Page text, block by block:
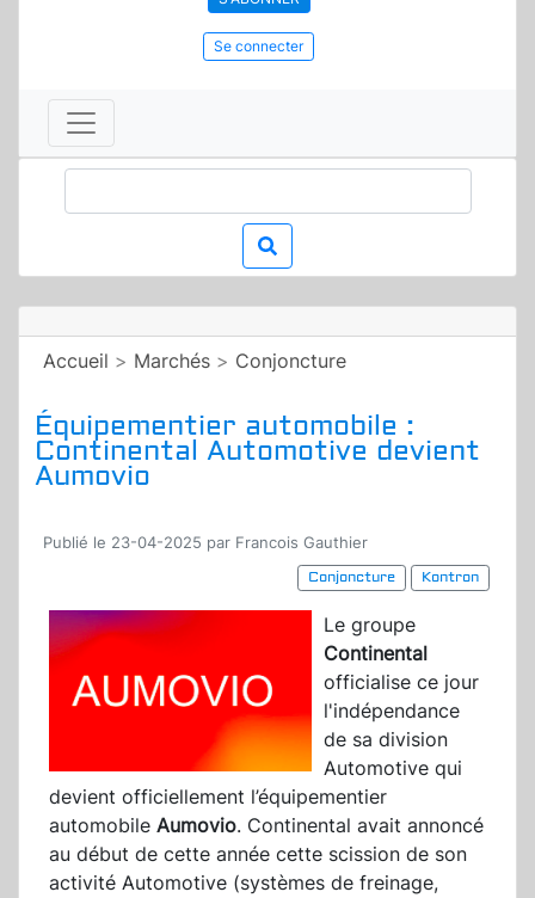
Se connecter
Accueil > Marchés > Conjoncture
Équipementier automobile :
Continental Automotive devient
Aumovio
Publié le 23-04-2025 par Francois Gauthier
Conjoncture
Kontron
Le groupe
Continental
officialise ce jour
l'indépendance
de sa division
Automotive qui
devient officiellement l’équipementier
automobile Aumovio. Continental avait annoncé
au début de cette année cette scission de son
activité Automotive (systèmes de freinage,